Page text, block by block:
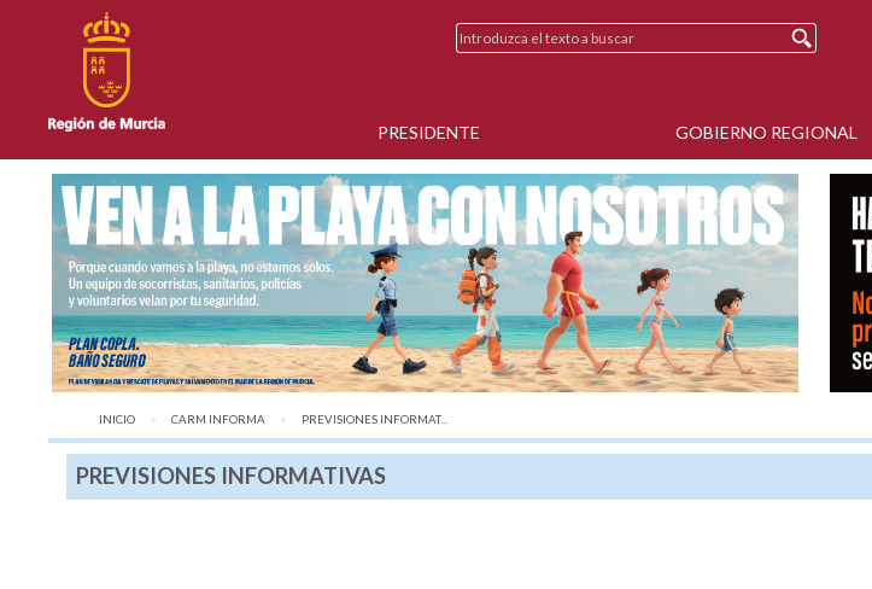
PRESIDENTE GOBIERNO REGIONAL
INICIO CARM INFORMA AQUÍ:
PREVISIONES INFORMAT...
PREVISIONES INFORMATIVAS